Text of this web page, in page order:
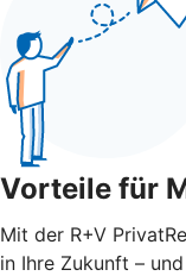
Vorteile für
Mit der R+V
in Ihre Zukunft –